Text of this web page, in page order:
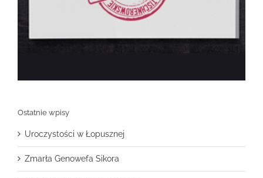
Ostatnie wpisy
Uroczystości w Łopusznej
Zmarła Genowefa Sikora